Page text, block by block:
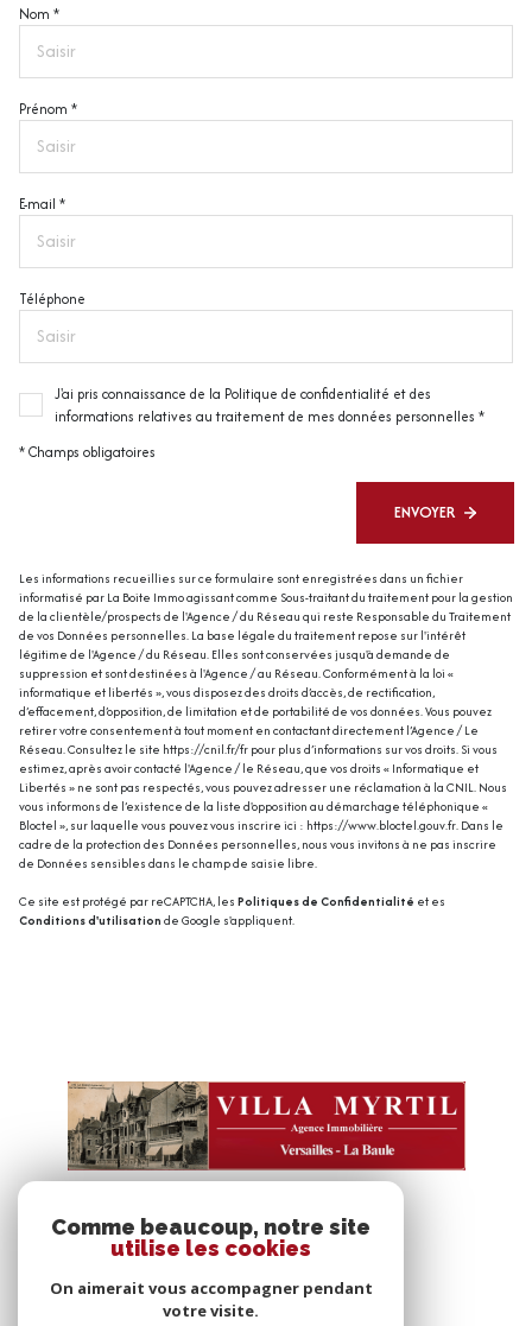
Nom *
Prénom *
E-mail *
Téléphone
J'ai pris connaissance de la Politique de confidentialité et des
informations relatives au traitement de mes données personnelles *
* Champs obligatoires
ENVOYER
Les informations recueillies sur ce formulaire sont enregistrées dans un fichier
informatisé par La Boite Immo agissant comme Sous-traitant du traitement pour la gestion
de la clientèle/prospects de l'Agence / du Réseau qui reste Responsable du Traitement
de vos Données personnelles. La base légale du traitement repose sur l'intérêt
légitime de l'Agence / du Réseau. Elles sont conservées jusqu'à demande de
suppression et sont destinées à l'Agence / au Réseau. Conformément à la loi «
informatique et libertés », vous disposez des droits d’accès, de rectification,
d’effacement, d’opposition, de limitation et de portabilité de vos données. Vous pouvez
retirer votre consentement à tout moment en contactant directement l’Agence / Le
Réseau. Consultez le site https://cnil.fr/fr pour plus d’informations sur vos droits. Si vous
estimez, après avoir contacté l'Agence / le Réseau, que vos droits « Informatique et
Libertés » ne sont pas respectés, vous pouvez adresser une réclamation à la CNIL. Nous
vous informons de l’existence de la liste d'opposition au démarchage téléphonique «
Bloctel », sur laquelle vous pouvez vous inscrire ici : https://www.bloctel.gouv.fr. Dans le
cadre de la protection des Données personnelles, nous vous invitons à ne pas inscrire
de Données sensibles dans le champ de saisie libre.
Ce site est protégé par reCAPTCHA, les Politiques de Confidentialité et es
Conditions d'utilisation de Google s'appliquent.
VOTRE ESPACE
Espace propriétaire
Comme beaucoup, notre site
utilise les cookies
On aimerait vous accompagner pendant
votre visite.